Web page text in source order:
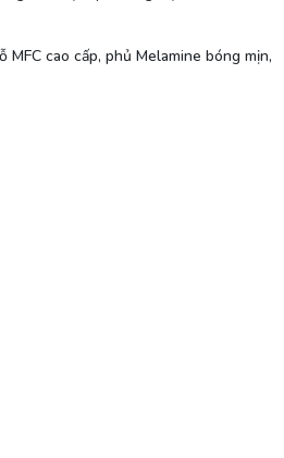
cao cấp, phủ Melamine bóng mịn,